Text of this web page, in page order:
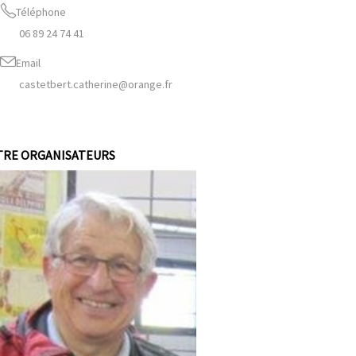
Téléphone
06 89 24 74 41
Email
castetbert.catherine@orange.fr
ORGANISATEURS